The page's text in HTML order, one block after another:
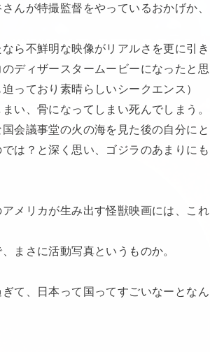
んが特撮監督をやっているおかげか、
ら不鮮明な映像がリアルさを更に引き
ディザースタームービーになったと思
っており素晴らしいシークエンス）
い、骨になってしまい死んでしまう。
会議事堂の火の海を見た後の自分にと
は？と深く思い、ゴジラのあまりにも
メリカが生み出す怪獣映画には、これ
まさに活動写真というものか。
て、日本って国ってすごいなーとなん